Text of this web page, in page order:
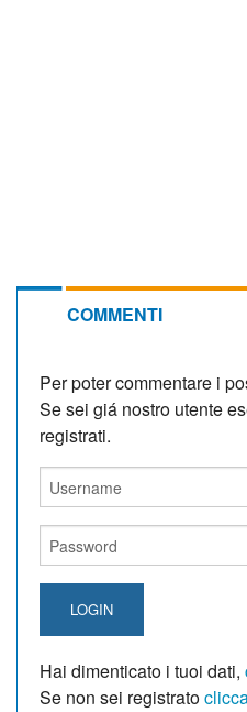
COMMENTI
Per poter commentare i
Se sei giá nostro utente
registrati.
LOGIN
Hai dimenticato i tuoi dati,
Se non sei registrato